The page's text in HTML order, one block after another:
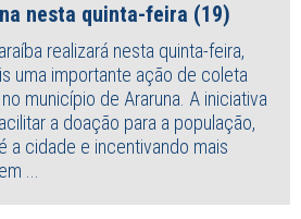
nesta quinta-feira (19)
realizará nesta quinta-feira,
uma importante ação de coleta
município de Araruna. A iniciativa
a doação para a população,
a cidade e incentivando mais
...